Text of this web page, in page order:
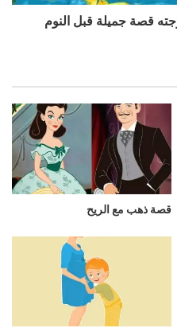
قصة جميلة قبل النوم
قصة ذهب مع الريح